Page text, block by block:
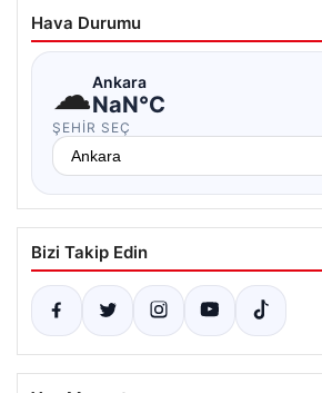
Hava Durumu
☁Ankara
NaN°C
ŞEHIR SEÇ
Bizi Takip Edin